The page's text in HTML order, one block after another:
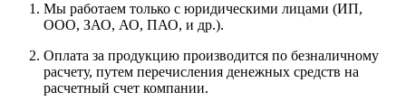
Мы работаем только с юридическими лицами (ИП,
ООО, ЗАО, АО, ПАО, и др.).
Оплата за продукцию производится по безналичному
расчету, путем перечисления денежных средств на
расчетный счет компании.